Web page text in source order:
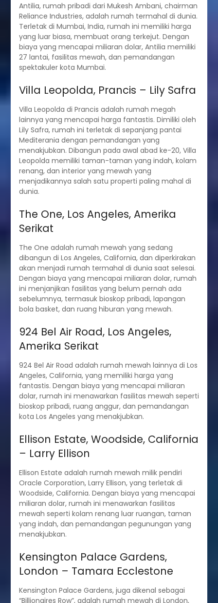
Antilia, rumah pribadi dari Mukesh Ambani, chairman
Reliance Industries, adalah rumah termahal di dunia.
Terletak di Mumbai, India, rumah ini memiliki harga
yang luar biasa, membuat orang terkejut. Dengan
biaya yang mencapai miliaran dolar, Antilia memiliki
27 lantai, fasilitas mewah, dan pemandangan
spektakuler kota Mumbai.
Villa Leopolda, Prancis – Lily Safra
Villa Leopolda di Prancis adalah rumah megah
lainnya yang mencapai harga fantastis. Dimiliki oleh
Lily Safra, rumah ini terletak di sepanjang pantai
Mediterania dengan pemandangan yang
menakjubkan. Dibangun pada awal abad ke-20, Villa
Leopolda memiliki taman-taman yang indah, kolam
renang, dan interior yang mewah yang
menjadikannya salah satu properti paling mahal di
dunia.
The One, Los Angeles, Amerika
Serikat
The One adalah rumah mewah yang sedang
dibangun di Los Angeles, California, dan diperkirakan
akan menjadi rumah termahal di dunia saat selesai.
Dengan biaya yang mencapai miliaran dolar, rumah
ini menjanjikan fasilitas yang belum pernah ada
sebelumnya, termasuk bioskop pribadi, lapangan
bola basket, dan ruang hiburan yang mewah.
924 Bel Air Road, Los Angeles,
Amerika Serikat
924 Bel Air Road adalah rumah mewah lainnya di Los
Angeles, California, yang memiliki harga yang
fantastis. Dengan biaya yang mencapai miliaran
dolar, rumah ini menawarkan fasilitas mewah seperti
bioskop pribadi, ruang anggur, dan pemandangan
kota Los Angeles yang menakjubkan.
Ellison Estate, Woodside, California
– Larry Ellison
Ellison Estate adalah rumah mewah milik pendiri
Oracle Corporation, Larry Ellison, yang terletak di
Woodside, California. Dengan biaya yang mencapai
miliaran dolar, rumah ini menawarkan fasilitas
mewah seperti kolam renang luar ruangan, taman
yang indah, dan pemandangan pegunungan yang
menakjubkan.
Kensington Palace Gardens,
London – Tamara Ecclestone
Kensington Palace Gardens, juga dikenal sebagai
“Billionaires Row”, adalah rumah mewah di London,